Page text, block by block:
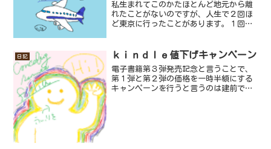
私生まれてこのかたほとんど地元から離
れたことがないのですが、人生で２回ほ
ど東京に行ったことがあります。１回目
回目は２～３年前のことなのでハッキリ
日記 ｋｉｎｄｌｅ値下げキャンペーン
電子書籍第３弾発売記念と言うことで、
第１弾と第２弾の価格を一時半額にする
キャンペーンを行うと言うのは建前で、